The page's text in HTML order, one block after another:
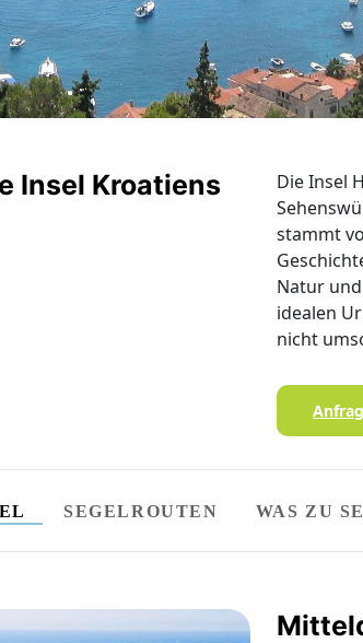
Insel Kroatiens
Die Insel
stammt
Natur
idealen
nicht
SEGELROUTEN WAS ZU